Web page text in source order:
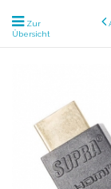
Zur
Übersicht